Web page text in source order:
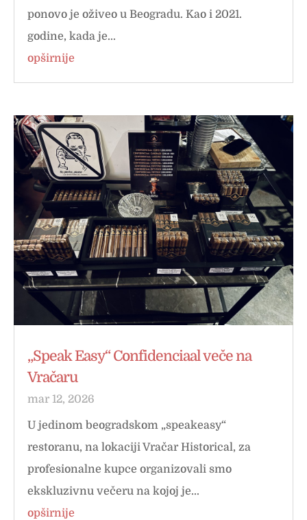
ponovo je oživeo u Beogradu. Kao i 2021.
godine, kada je...
opširnije
„Speak Easy“ Confidenciaal veče na
Vračaru
mar 12, 2026
U jedinom beogradskom „speakeasy“
restoranu, na lokaciji Vračar Historical, za
profesionalne kupce organizovali smo
ekskluzivnu večeru na kojoj je...
opširnije